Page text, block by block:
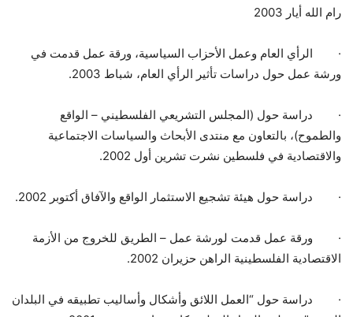
رام الله أيار 2003
·
الرأي العام وعمل الأحزاب السياسية، ورقة عمل قدمت في
ورشة عمل حول دراسات تأثير الرأي العام، شباط 2003.
·
دراسة حول (المجلس التشريعي الفلسطيني – الواقع
والطموح)، بالتعاون مع منتدى الأبحاث والسياسات الاجتماعية
والاقتصادية في فلسطين نشرت تشرين أول 2002.
· دراسة حول هيئة تشجيع الاستثمار الواقع والآفاق أكتوبر 2002.
·
ورقة عمل قدمت لورشة عمل – الطريق للخروج من الأزمة
الاقتصادية الفلسطينية الراهن حزيران 2002.
·
دراسة حول “العمل اللائق وأشكال وأساليب تطبيقه في البلدان